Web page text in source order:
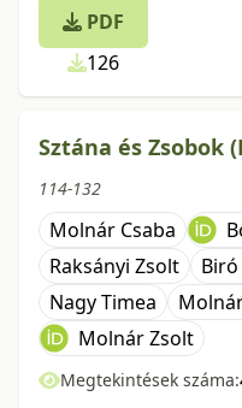
PDF
126
Sztána és Zsobok
114-132
Molnár Csaba
Raksányi Zsolt
Biró
Nagy Timea
Molnár Zsolt
Megtekintések száma: